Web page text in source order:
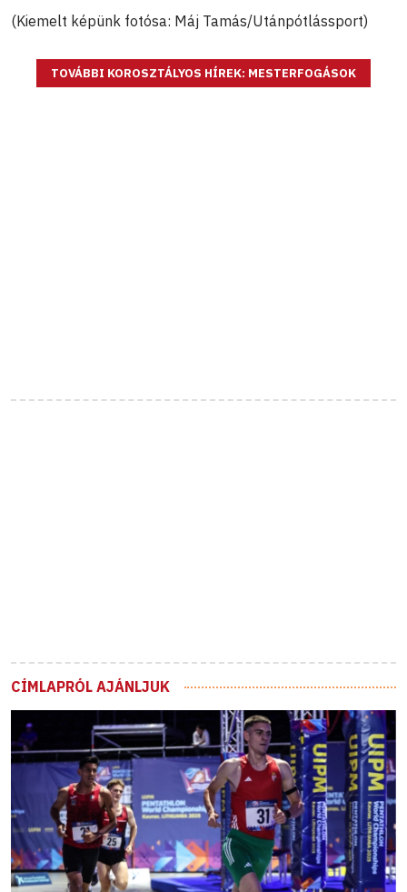
(Kiemelt képünk fotósa: Máj Tamás/Utánpótlássport)
TOVÁBBI KOROSZTÁLYOS HÍREK: MESTERFOGÁSOK
CÍMLAPRÓL AJÁNLJUK